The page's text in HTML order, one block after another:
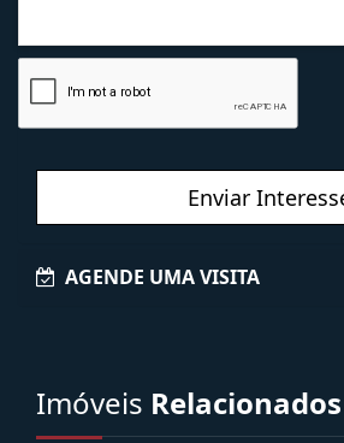
Enviar
AGENDE UMA VISITA
Imóveis Relacionados